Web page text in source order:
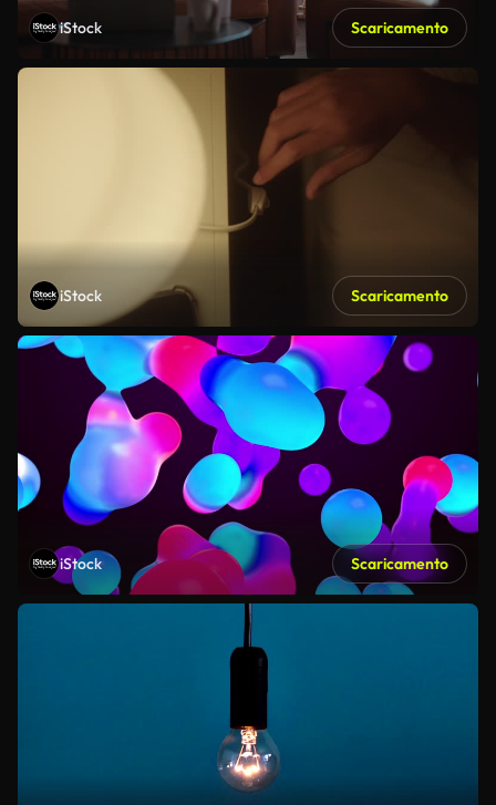
iStock Scaricamento
iStock Scaricamento
iStock Scaricamento